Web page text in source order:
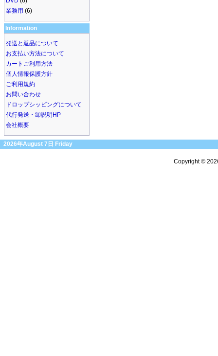
業務用 (6)
Information
発送と返品について
お支払い方法について
カートご利用方法
個人情報保護方針
ご利用規約
お問い合わせ
ドロップシッピングについて
代行発送・卸説明HP
会社概要
2026年August 7日 Friday
Copyright ©